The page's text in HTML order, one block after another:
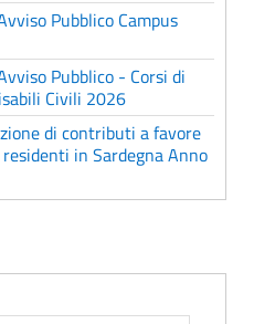
Pubblico Campus
Pubblico - Corsi di
Civili 2026
di contributi a favore
in Sardegna Anno